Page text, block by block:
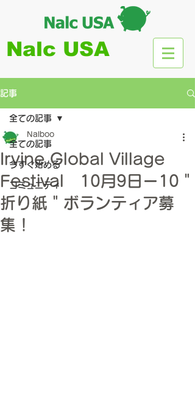
Nalc USA
記事
全ての記事
今すぐ始める
コミュニティ
全ての記事
Irvine Global Village
Festival 10月9日ー10＂
折り紙＂ボランティア募
集！
Nalboo